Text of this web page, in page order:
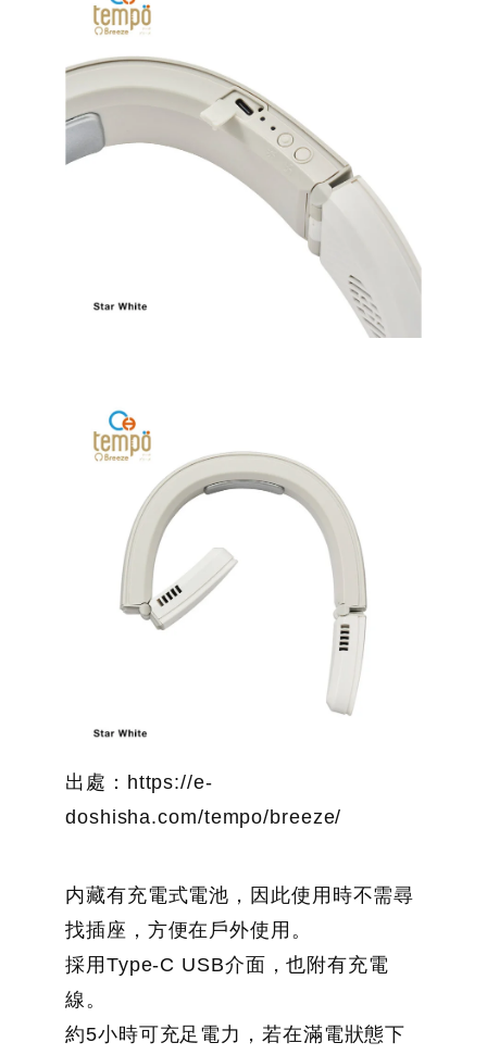
出處：https://e-
doshisha.com/tempo/breeze/
内藏有充電式電池，因此使用時不需尋
找插座，方便在戶外使用。
採用Type-C USB介面，也附有充電
線。
約5小時可充足電力，若在滿電狀態下